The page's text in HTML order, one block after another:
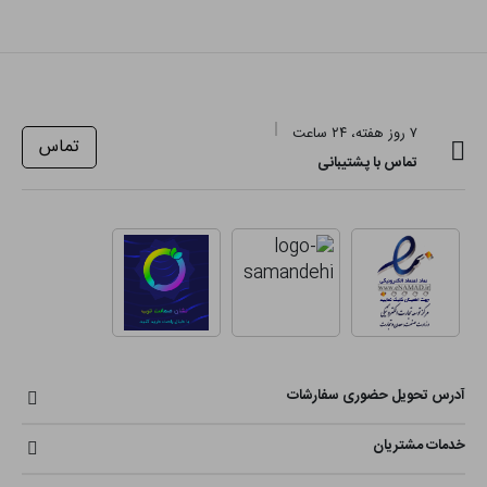
۷ روز هفته، ۲۴ ساعت
تماس با پشتیبانی
تماس
آدرس تحویل حضوری سفارشات
خدمات مشتریان